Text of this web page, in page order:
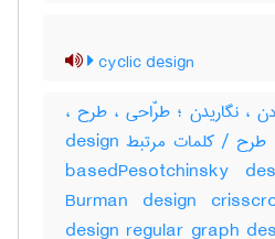
cyclic design
، نگاریدن ؛ طرّاحی ، طرح ،
رسم ، نقشه ، طراحی ، طرح / کلمات مرتبط design
basedPesotchinsky
Burman design
design regular graph